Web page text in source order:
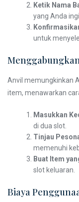
Ketik Nama
yang Anda
untuk
Anvil memungkinkan
item, menawarkan
Masukkan
di dua slot.
Tinjau
memenuhi
Buat Item
slot keluaran.
Biaya